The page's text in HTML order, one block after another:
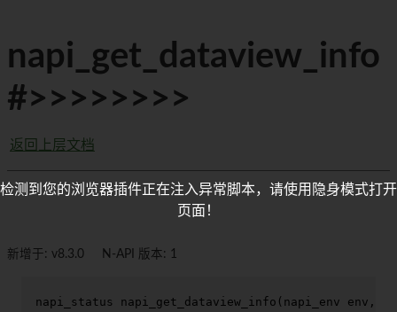
napi_get_dataview_info
#>>>>>>>>
返回上层文档
新增于: v8.3.0 N-API 版本: 1
napi_status napi_get_dataview_info (napi_env env,
检测到您的浏览器插件正在注入异常脚本，请使用隐身模式打开
页面！